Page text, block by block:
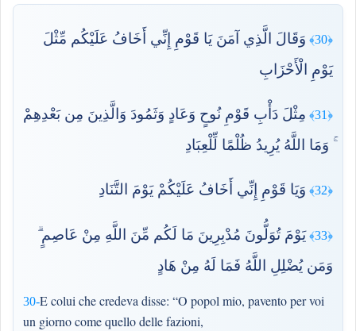
﴿30﴾
وَقَالَ الَّذِي آمَنَ يَا قَوْمِ إِنِّي أَخَافُ عَلَيْكُم مِّثْلَ
يَوْمِ الْأَحْزَابِ
30-E colui che credeva disse: “O popol mio, pavento per voi
un giorno come quello delle fazioni,
﴿31﴾
مِثْلَ دَأْبِ قَوْمِ نُوحٍ وَعَادٍ وَثَمُودَ وَالَّذِينَ مِن بَعْدِهِمْ
ۚ وَمَا اللَّهُ يُرِيدُ ظُلْمًا لِّلْعِبَادِ
﴿32﴾ وَيَا قَوْمِ إِنِّي أَخَافُ عَلَيْكُمْ يَوْمَ التَّنَادِ
﴿33﴾
يَوْمَ تُوَلُّونَ مُدْبِرِينَ مَا لَكُم مِّنَ اللَّهِ مِنْ عَاصِمٍ ۗ
وَمَن يُضْلِلِ اللَّهُ فَمَا لَهُ مِنْ هَادٍ